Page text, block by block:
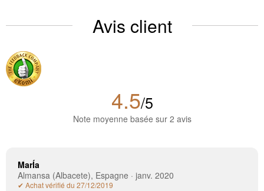
Avis client
4.5/5
Note moyenne basée sur 2 avis
MarÍa
Almansa (Albacete), Espagne · janv. 2020
✔ Achat vérifié du 27/12/2019